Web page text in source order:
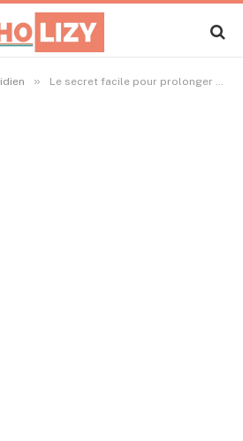
» Le secret facile pour prolonger la fraîcheur de vos tulipes en bouquet